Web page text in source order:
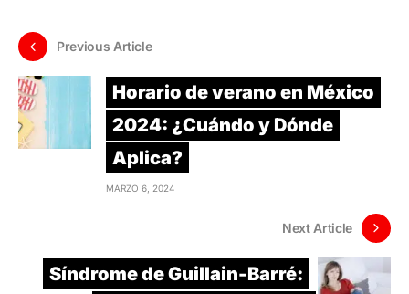
Previous Article
Horario de verano en México
2024: ¿Cuándo y Dónde
Aplica?
MARZO 6, 2024
Next Article
Síndrome de Guillain-Barré: